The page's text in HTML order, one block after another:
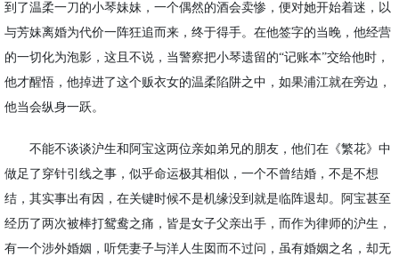
到了温柔一刀的小琴妹妹，一个偶然的酒会卖惨，便对她开始着迷，以
与芳妹离婚为代价一阵狂追而来，终于得手。在他签字的当晚，他经营
的一切化为泡影，这且不说，当警察把小琴遗留的“记账本”交给他时，
他才醒悟，他掉进了这个贩衣女的温柔陷阱之中，如果浦江就在旁边，
他当会纵身一跃。
不能不谈谈沪生和阿宝这两位亲如弟兄的朋友，他们在《繁花》中
做足了穿针引线之事，似乎命运极其相似，一个不曾结婚，不是不想
结，其实事出有因，在关键时候不是机缘没到就是临阵退却。阿宝甚至
经历了两次被棒打鸳鸯之痛，皆是女子父亲出手，而作为律师的沪生，
有一个涉外婚姻，听凭妻子与洋人生囡而不过问，虽有婚姻之名，却无